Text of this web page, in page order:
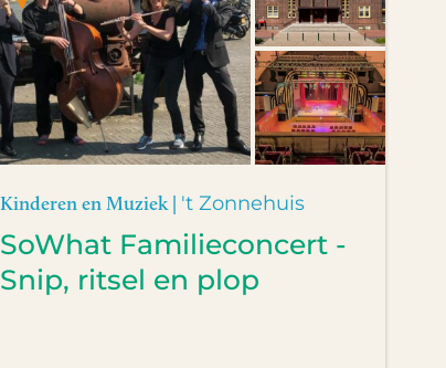
Kinderen en Muziek | 't Zonnehuis
SoWhat Familieconcert -
Snip, ritsel en plop